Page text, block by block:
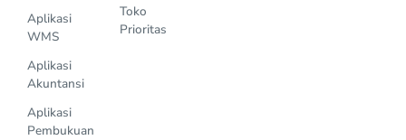
Aplikasi
WMS
Aplikasi
Akuntansi
Aplikasi
Pembukuan
Toko
Prioritas